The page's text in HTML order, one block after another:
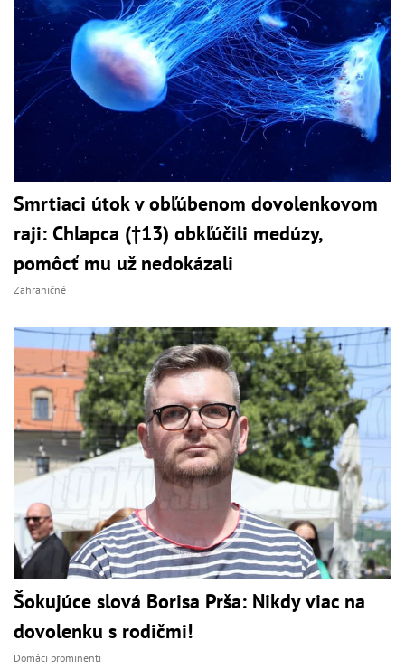
Smrtiaci útok v obľúbenom dovolenkovom
raji: Chlapca (†13) obkľúčili medúzy,
pomôcť mu už nedokázali
Zahraničné
Šokujúce slová Borisa Prša: Nikdy viac na
dovolenku s rodičmi!
Domáci prominenti